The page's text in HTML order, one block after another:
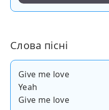
Слова пісні
Give me love
Yeah
Give me love